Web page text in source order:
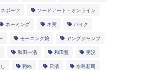
スポーツ ソードアート・オンライン
ネーミング ネ実 バイク
モーニング娘 ヤングジャンプ
和田一浩 和田豊 実況
戦略 日清 水島新司